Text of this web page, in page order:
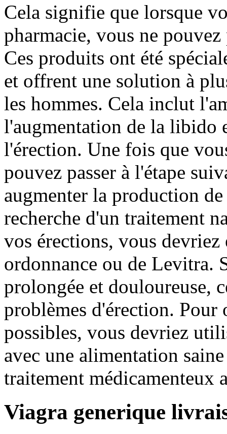
Cela signifie que lorsque
pharmacie, vous ne
Ces produits ont été
et offrent une solution à
les hommes. Cela inclut
l'augmentation de la libido
l'érection. Une fois que
pouvez passer à l'étape
augmenter la production
recherche d'un traitement
vos érections, vous devriez
ordonnance ou de Levitra.
prolongée et douloureuse,
problèmes d'érection.
possibles, vous devriez
avec une alimentation
traitement médicamenteux
Viagra generique